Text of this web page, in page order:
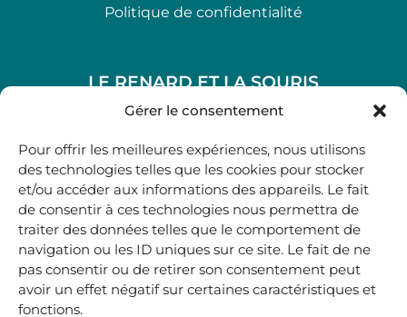
Gérer le consentement
Pour offrir les meilleures expériences, nous utilisons
des technologies telles que les cookies pour stocker
et/ou accéder aux informations des appareils. Le fait
de consentir à ces technologies nous permettra de
traiter des données telles que le comportement de
navigation ou les ID uniques sur ce site. Le fait de ne
pas consentir ou de retirer son consentement peut
avoir un effet négatif sur certaines caractéristiques et
fonctions.
Politique de confidentialité
LE RENARD ET LA SOURIS
48, rue Maubec 33210 LANGON
05 40 41 37 18
.
MARDI AU SAMEDI
10H00-12H45 | 14H00 -19H00
boutique@lerenardetlasouris.com